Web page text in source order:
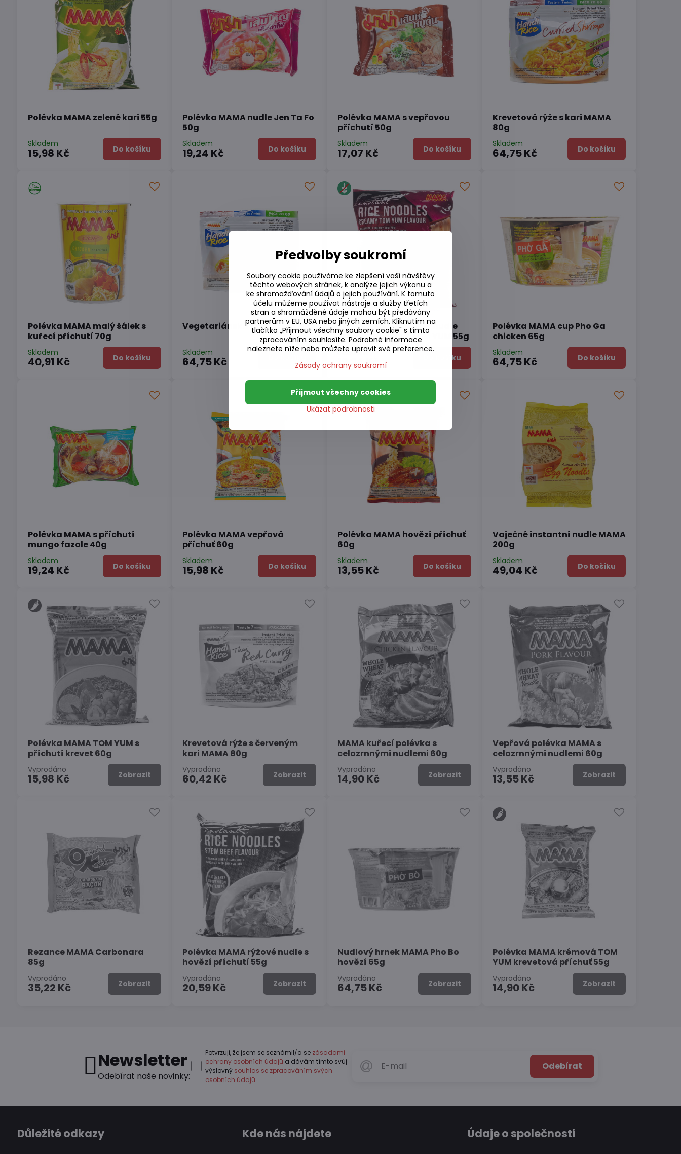
Polévka MAMA zelené kari 55g
Skladem
15,98 Kč Do košíku
Polévka MAMA nudle Jen Ta Fo
50g
Skladem
19,24 Kč Do košíku
Polévka MAMA s vepřovou
příchutí 50g
Skladem
17,07 Kč Do košíku
Krevetová rýže s kari MAMA
80g
Skladem
64,75 Kč Do košíku
Polévka MAMA malý šálek s
kuřecí příchutí 70g
Skladem
40,91 Kč Do košíku
Vegetariánská rýže MAMA 80g
Skladem
64,75 Kč
Polévka MAMA rýžové nudle
krémové příchuť TOM YUM 55g
Skladem
19,24 Kč Do košíku
Polévka MAMA cup Pho Ga
chicken 65g
Skladem
64,75 Kč Do košíku
Polévka MAMA s příchutí
mungo fazole 40g
Skladem
19,24 Kč Do košíku
Polévka MAMA vepřová
příchuť 60g
Skladem
15,98 Kč Do košíku
Polévka MAMA hovězí příchuť
60g
Skladem
13,55 Kč Do košíku
Vaječné instantní nudle MAMA
200g
Skladem
49,04 Kč Do košíku
Polévka MAMA TOM YUM s
příchutí krevet 60g
Vyprodáno
15,98 Kč Zobrazit
Krevetová rýže s červeným
kari MAMA 80g
Vyprodáno
60,42 Kč Zobrazit
MAMA kuřecí polévka s
celozrnnými nudlemi 60g
Vyprodáno
14,90 Kč Zobrazit
Vepřová polévka MAMA s
celozrnnými nudlemi 60g
Vyprodáno
13,55 Kč Zobrazit
Rezance MAMA Carbonara
85g
Vyprodáno
35,22 Kč Zobrazit
Polévka MAMA rýžové nudle s
hovězí příchutí 55g
Vyprodáno
20,59 Kč Zobrazit
Nudlový hrnek MAMA Pho Bo
hovězí 65g
Vyprodáno
64,75 Kč Zobrazit
Polévka MAMA krémová TOM
YUM krevetová příchuť 55g
Vyprodáno
14,90 Kč Zobrazit
Newsletter
Odebírat naše novinky:
Odebírat
Potvrzuji, že jsem se seznámil/a se zásadami
ochrany osobních údajů a dávám tímto svůj
výslovný souhlas se zpracováním svých
osobních údajů.
Důležité odkazy Kde nás nájdete Údaje o společnosti
Předvolby soukromí
Soubory cookie používáme ke zlepšení vaší návštěvy
těchto webových stránek, k analýze jejich výkonu a
ke shromažďování údajů o jejich používání. K tomuto
účelu můžeme používat nástroje a služby třetích
stran a shromážděné údaje mohou být předávány
partnerům v EU, USA nebo jiných zemích. Kliknutím na
tlačítko „Přijmout všechny soubory cookie" s tímto
zpracováním souhlasíte. Podrobné informace
naleznete níže nebo můžete upravit své preference.
Zásady ochrany soukromí
Ukázat podrobnosti
Přijmout všechny cookies